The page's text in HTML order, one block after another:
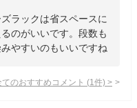
ラックは省スペースに
のがいいです。段数も
やすいのもいいですね
てのおすすめコメント (1 件) >